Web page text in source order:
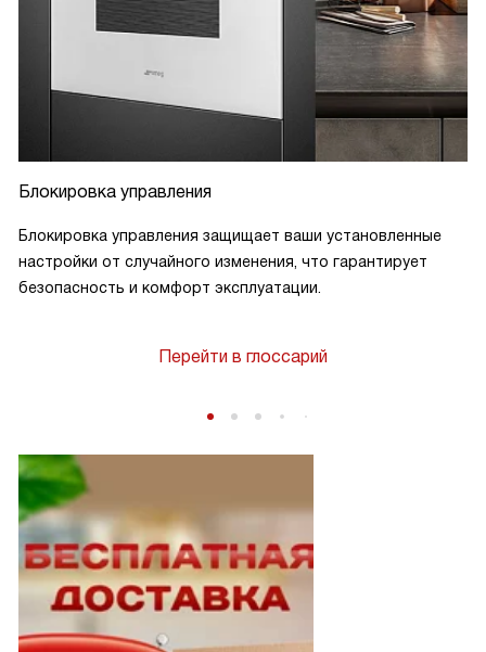
Блокировка управления
Блокировка управления защищает ваши установленные
настройки от случайного изменения, что гарантирует
безопасность и комфорт эксплуатации.
Перейти в глоссарий